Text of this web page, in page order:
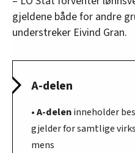
gjeldene både for andre
understreker Eivind Gran.
A-delen
•A-deleninneholder
gjelder for samtlige
mens